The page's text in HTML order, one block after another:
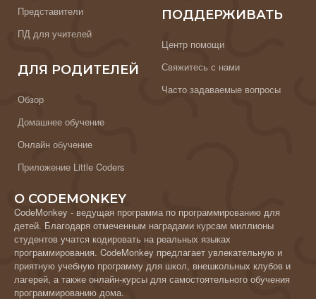
Представители
ПД для учителей
ДЛЯ РОДИТЕЛЕЙ
Обзор
Домашнее обучение
Онлайн обучение
Приложение Little Coders
ПОДДЕРЖИВАТЬ
Центр помощи
Свяжитесь с нами
Часто задаваемые вопросы
О CODEMONKEY
CodeMonkey - ведущая программа по программированию для
детей. Благодаря отмеченным наградами курсам миллионы
студентов учатся кодировать на реальных языках
программирования. CodeMonkey предлагает увлекательную и
приятную учебную программу для школ, внешкольных клубов и
лагерей, а также онлайн-курсы для самостоятельного обучения
программированию дома.